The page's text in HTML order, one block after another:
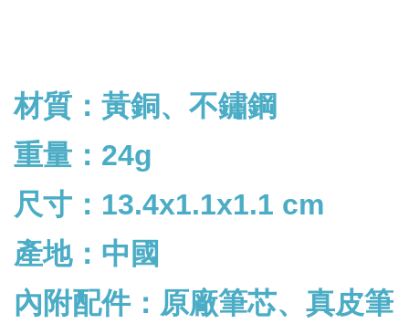
材質：黃銅、不鏽鋼
重量：24g
尺寸：13.4x1.1x1.1 cm
產地：中國
內附配件： 原廠筆芯、真皮筆